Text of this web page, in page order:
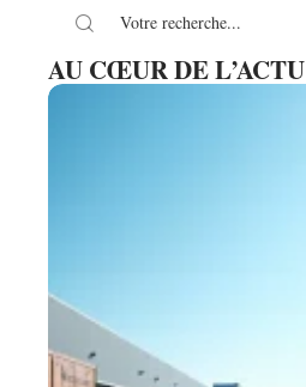
AU CŒUR DE L’ACTU